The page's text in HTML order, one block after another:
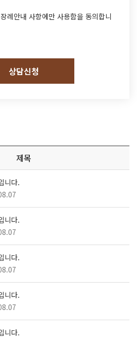
례안내 사항에만 사용함을 동의합니
상담신청
제목
니다.
니다.
니다.
니다.
니다.